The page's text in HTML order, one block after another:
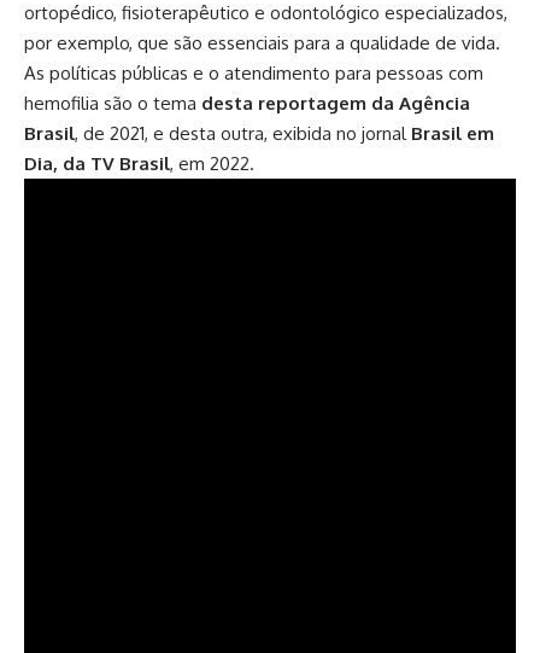
ortopédico, fisioterapêutico e odontológico especializados,
por exemplo, que são essenciais para a qualidade de vida.
As políticas públicas e o atendimento para pessoas com
hemofilia são o tema desta reportagem da Agência
Brasil, de 2021, e desta outra, exibida no jornal Brasil em
Dia, da TV Brasil, em 2022.